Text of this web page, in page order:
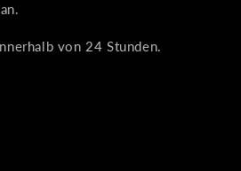
von 24 Stunden.